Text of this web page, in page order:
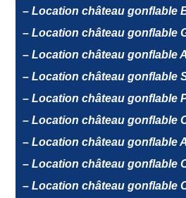
– Location château gonflable
– Location château gonflable
– Location château gonflable
– Location château gonflable
– Location château gonflable
– Location château gonflable
– Location château gonflable
– Location château gonflable
– Location château gonflable